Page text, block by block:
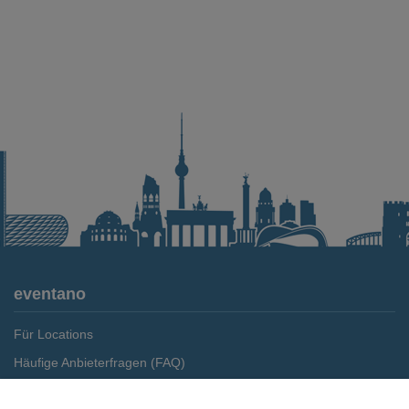
eventano
Für Locations
Häufige Anbieterfragen (FAQ)